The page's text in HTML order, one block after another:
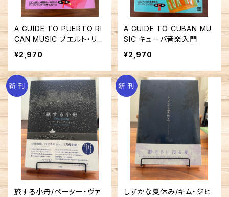
A GUIDE TO PUERTO RI
CAN MUSIC プエルト・リコ
音楽入門
¥2,970
A GUIDE TO CUBAN MU
SIC キューバ音楽入門
¥2,970
旅する小舟/ペーター・ヴァ
しずかな夏休み/キム・ジヒ